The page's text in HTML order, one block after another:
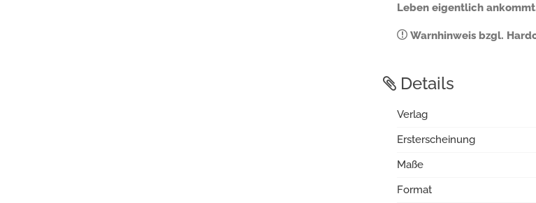
Leben eigentlich
Warnhinweis bzgl.
Details
Verlag
Ersterscheinung
Maße
Format